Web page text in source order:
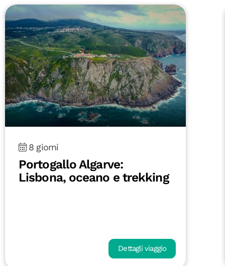
8 giorni
Portogallo Algarve:
Lisbona, oceano e trekking
Dettagli viaggio